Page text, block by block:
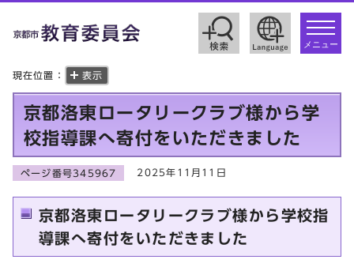
toggle
メニュー
現在位置： 表示
京都洛東ロータリークラブ様から学
校指導課へ寄付をいただきました
ページ番号345967 2025年11月11日
京都洛東ロータリークラブ様から学校指
導課へ寄付をいただきました